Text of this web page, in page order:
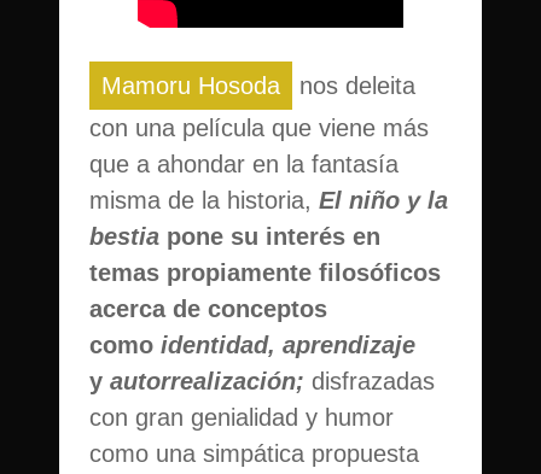
Mamoru Hosoda
nos deleita
con una película que viene más
que a ahondar en la fantasía
misma de la historia, El niño y la
bestia pone su interés en
temas propiamente filosóficos
acerca de conceptos
como identidad, aprendizaje
y autorrealización; disfrazadas
con gran genialidad y humor
como una simpática propuesta